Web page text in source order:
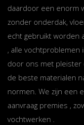
daardoor een enorm
zonder onderdak,
echt gebruikt worden
, alle vochtproblemen
door ons met pleister
de beste materialen
normen. We zijn een
aanvraag premies ,
vochtwerken .